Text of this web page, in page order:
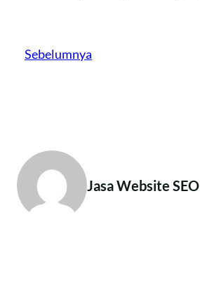
Sebelumnya
Jasa Website SEO